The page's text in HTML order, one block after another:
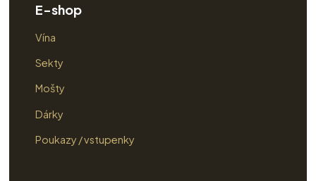
E-shop
Vína
Sekty
Mošty
Dárky
Poukazy / vstupenky